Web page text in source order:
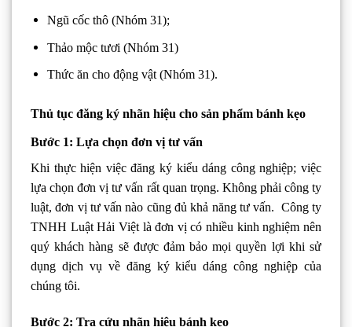
Ngũ cốc thô (Nhóm 31);
Thảo mộc tươi (Nhóm 31)
Thức ăn cho động vật (Nhóm 31).
Thủ tục đăng ký nhãn hiệu cho sản phẩm bánh kẹo
Bước 1: Lựa chọn đơn vị tư vấn
Khi thực hiện việc đăng ký kiểu dáng công nghiệp; việc
lựa chọn đơn vị tư vấn rất quan trọng. Không phải công ty
luật, đơn vị tư vấn nào cũng đủ khả năng tư vấn. Công ty
TNHH Luật Hải Việt là đơn vị có nhiều kinh nghiệm nên
quý khách hàng sẽ được đảm bảo mọi quyền lợi khi sử
dụng dịch vụ về đăng ký kiểu dáng công nghiệp của
chúng tôi.
Bước 2: Tra cứu nhãn hiệu bánh kẹo